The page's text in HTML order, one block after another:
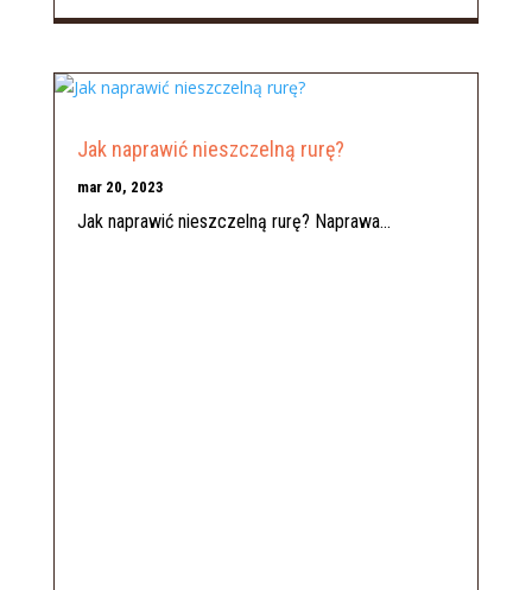
Jak naprawić nieszczelną rurę?
mar 20, 2023
Jak naprawić nieszczelną rurę? Naprawa...